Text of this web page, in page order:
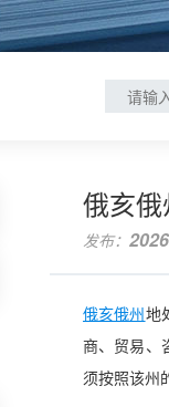
俄亥
发布：
俄亥俄州 地
商、贸易、
须按照该州